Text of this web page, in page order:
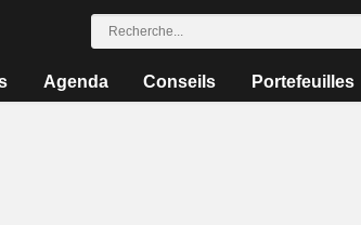
Agenda Conseils Portefeuilles